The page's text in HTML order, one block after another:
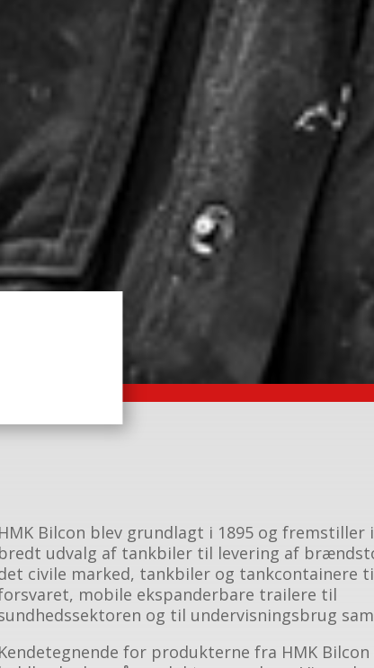
HMK Bilcon blev grundlagt i 1895 og fremstiller
bredt udvalg af tankbiler til levering af
civile marked, tankbiler og tankcontainere
mobile ekspanderbare trailere til
og til undervisningsbrug
Kendetegnende for produkterne fra HMK